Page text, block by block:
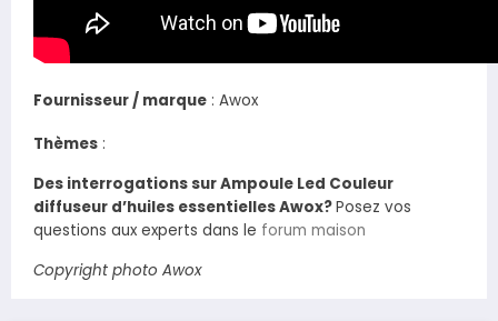
Fournisseur / marque : Awox
Thèmes :
Des interrogations sur Ampoule Led Couleur
diffuseur d’huiles essentielles Awox?Posez vos
questions aux experts dans le forum maison
Copyright photo Awox